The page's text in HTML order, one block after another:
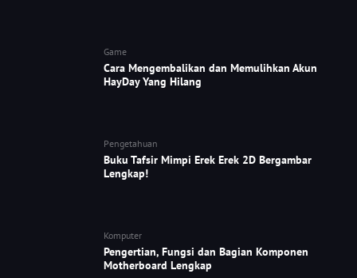
Game
Cara Mengembalikan dan Memulihkan Akun
HayDay Yang Hilang
Pengetahuan
Buku Tafsir Mimpi Erek Erek 2D Bergambar
Lengkap!
Komputer
Pengertian, Fungsi dan Bagian Komponen
Motherboard Lengkap